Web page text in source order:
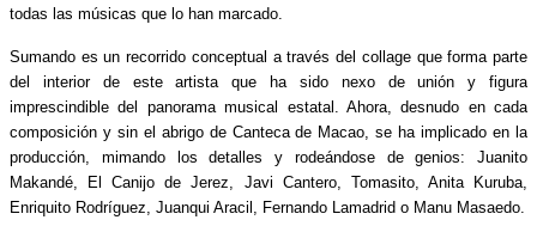
todas las músicas que lo han marcado.
Sumando es un recorrido conceptual a través del collage que forma parte
del interior de este artista que ha sido nexo de unión y figura
imprescindible del panorama musical estatal. Ahora, desnudo en cada
composición y sin el abrigo de Canteca de Macao, se ha implicado en la
producción, mimando los detalles y rodeándose de genios: Juanito
Makandé, El Canijo de Jerez, Javi Cantero, Tomasito, Anita Kuruba,
Enriquito Rodríguez, Juanqui Aracil, Fernando Lamadrid o Manu Masaedo.